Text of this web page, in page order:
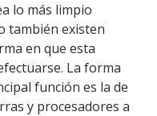
lo más limpio
también existen
en que esta
La forma
función es la de
y procesadores a